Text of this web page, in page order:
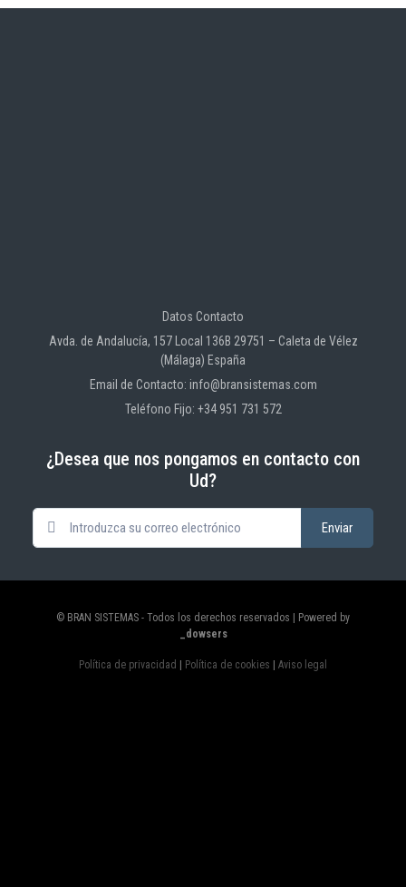
Datos Contacto
Avda. de Andalucía, 157 Local 136B 29751 – Caleta de Vélez
(Málaga) España
Email de Contacto: info@bransistemas.com
Teléfono Fijo: +34 951 731 572
¿Desea que nos pongamos en contacto con
Ud?
© BRAN SISTEMAS - Todos los derechos reservados | Powered by
_dowsers
Política de privacidad Política de cookies Aviso legal